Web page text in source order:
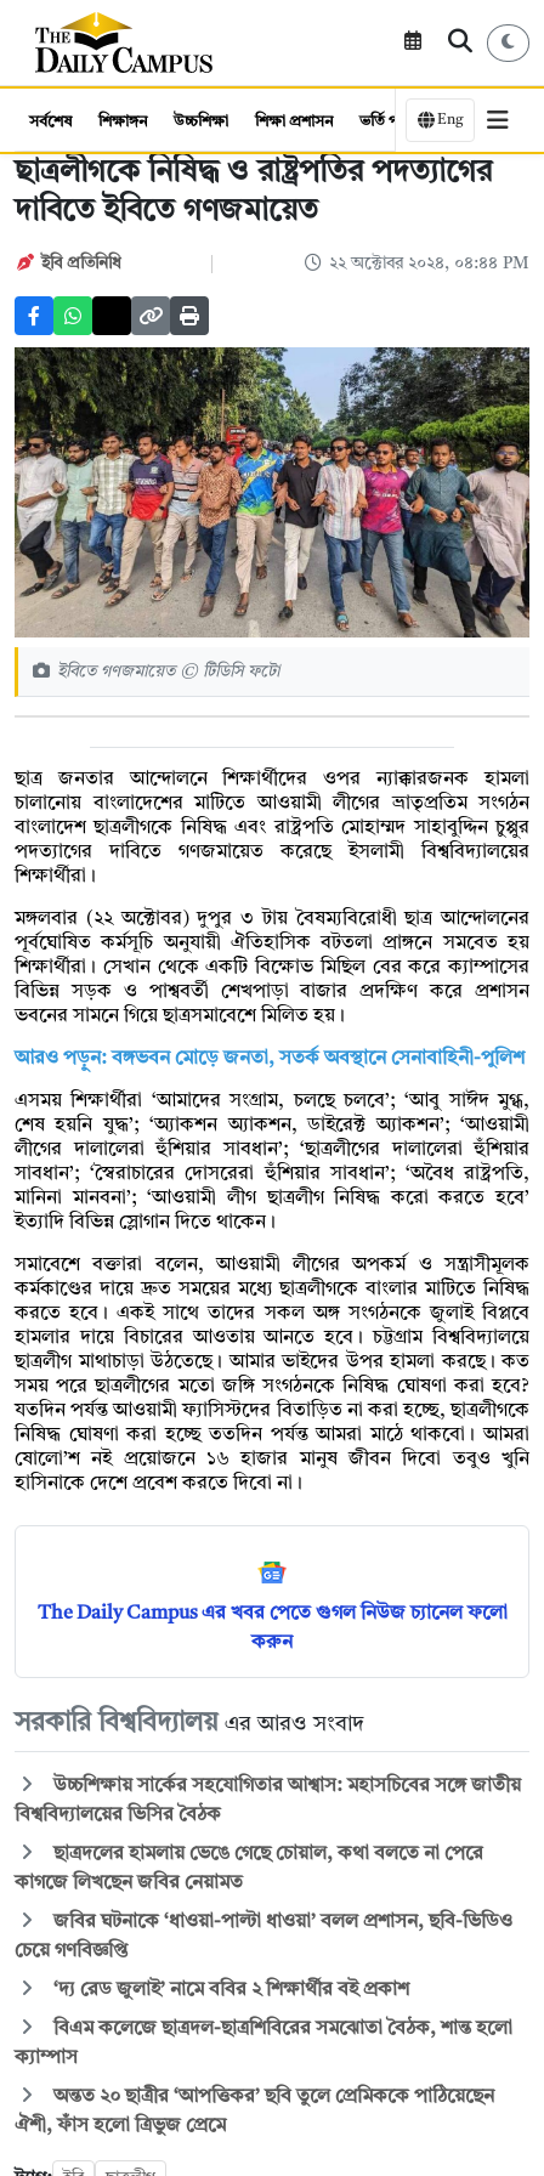
সর্বশেষ শিক্ষাঙ্গন উচ্চশিক্ষা শিক্ষা প্রশাসন ভর্তি পরীক্ষা কর্মসংস্থান
Eng
ছাত্রলীগকে নিষিদ্ধ ও রাষ্ট্রপতির পদত্যাগের
দাবিতে ইবিতে গণজমায়েত
ইবি প্রতিনিধি ২২ অক্টোবর ২০২৪, ০৪:৪৪ PM
ইবিতে গণজমায়েত © টিডিসি ফটো
ছাত্র জনতার আন্দোলনে শিক্ষার্থীদের ওপর ন্যাক্কারজনক হামলা
চালানোয় বাংলাদেশের মাটিতে আওয়ামী লীগের ভ্রাতৃপ্রতিম সংগঠন
বাংলাদেশ ছাত্রলীগকে নিষিদ্ধ এবং রাষ্ট্রপতি মোহাম্মদ সাহাবুদ্দিন চুপ্পুর
পদত্যাগের দাবিতে গণজমায়েত করেছে ইসলামী বিশ্ববিদ্যালয়ের
শিক্ষার্থীরা।
মঙ্গলবার (২২ অক্টোবর) দুপুর ৩ টায় বৈষম্যবিরোধী ছাত্র আন্দোলনের
পূর্বঘোষিত কর্মসূচি অনুযায়ী ঐতিহাসিক বটতলা প্রাঙ্গনে সমবেত হয়
শিক্ষার্থীরা। সেখান থেকে একটি বিক্ষোভ মিছিল বের করে ক্যাম্পাসের
বিভিন্ন সড়ক ও পাশ্ববর্তী শেখপাড়া বাজার প্রদক্ষিণ করে প্রশাসন
ভবনের সামনে গিয়ে ছাত্রসমাবেশে মিলিত হয়।
আরও পড়ুন:বঙ্গভবন মোড়ে জনতা, সতর্ক অবস্থানে সেনাবাহিনী-পুলিশ
এসময় শিক্ষার্থীরা ‘আমাদের সংগ্রাম, চলছে চলবে’; ‘আবু সাঈদ মুগ্ধ,
শেষ হয়নি যুদ্ধ’; ‘অ্যাকশন অ্যাকশন, ডাইরেক্ট অ্যাকশন’; ‘আওয়ামী
লীগের দালালেরা হুঁশিয়ার সাবধান’; ‘ছাত্রলীগের দালালেরা হুঁশিয়ার
সাবধান’; ‘স্বৈরাচারের দোসরেরা হুঁশিয়ার সাবধান’; ‘অবৈধ রাষ্ট্রপতি,
মানিনা মানবনা’; ‘আওয়ামী লীগ ছাত্রলীগ নিষিদ্ধ করো করতে হবে’
ইত্যাদি বিভিন্ন স্লোগান দিতে থাকেন।
সমাবেশে বক্তারা বলেন, আওয়ামী লীগের অপকর্ম ও সন্ত্রাসীমূলক
কর্মকাণ্ডের দায়ে দ্রুত সময়ের মধ্যে ছাত্রলীগকে বাংলার মাটিতে নিষিদ্ধ
করতে হবে। একই সাথে তাদের সকল অঙ্গ সংগঠনকে জুলাই বিপ্লবে
হামলার দায়ে বিচারের আওতায় আনতে হবে। চট্টগ্রাম বিশ্ববিদ্যালয়ে
ছাত্রলীগ মাথাচাড়া উঠতেছে। আমার ভাইদের উপর হামলা করছে। কত
সময় পরে ছাত্রলীগের মতো জঙ্গি সংগঠনকে নিষিদ্ধ ঘোষণা করা হবে?
যতদিন পর্যন্ত আওয়ামী ফ্যাসিস্টদের বিতাড়িত না করা হচ্ছে, ছাত্রলীগকে
নিষিদ্ধ ঘোষণা করা হচ্ছে ততদিন পর্যন্ত আমরা মাঠে থাকবো। আমরা
ষোলো’শ নই প্রয়োজনে ১৬ হাজার মানুষ জীবন দিবো তবুও খুনি
হাসিনাকে দেশে প্রবেশ করতে দিবো না।
The Daily Campus এর খবর পেতে গুগল নিউজ চ্যানেল ফলো
করুন
সরকারি বিশ্ববিদ্যালয় এর আরও সংবাদ
উচ্চশিক্ষায় সার্কের সহযোগিতার আশ্বাস: মহাসচিবের সঙ্গে জাতীয়
বিশ্ববিদ্যালয়ের ভিসির বৈঠক
ছাত্রদলের হামলায় ভেঙে গেছে চোয়াল, কথা বলতে না পেরে
কাগজে লিখছেন জবির নেয়ামত
জবির ঘটনাকে ‘ধাওয়া-পাল্টা ধাওয়া’ বলল প্রশাসন, ছবি-ভিডিও
চেয়ে গণবিজ্ঞপ্তি
‘দ্য রেড জুলাই’ নামে ববির ২ শিক্ষার্থীর বই প্রকাশ
বিএম কলেজে ছাত্রদল-ছাত্রশিবিরের সমঝোতা বৈঠক, শান্ত হলো
ক্যাম্পাস
অন্তত ২০ ছাত্রীর ‘আপত্তিকর’ ছবি তুলে প্রেমিককে পাঠিয়েছেন
ঐশী, ফাঁস হলো ত্রিভুজ প্রেমে